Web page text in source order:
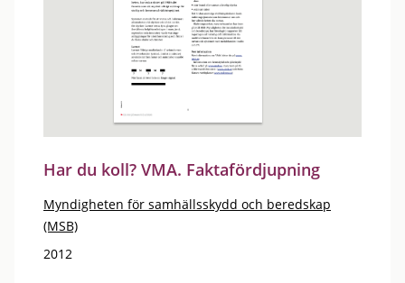
Har du koll? VMA. Faktafördjupning
Myndigheten för samhällsskydd och beredskap
(MSB)
2012